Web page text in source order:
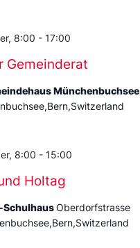
Gemeinderat
8:00 - 17:00
Münchenbuchsee
Holtag
8:00 - 15:00
SchulhausOberdorfstrasse